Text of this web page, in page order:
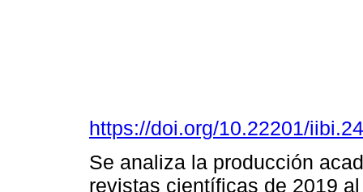
https://doi.org/10.22201/
Se analiza la producción
revistas científicas de 2019